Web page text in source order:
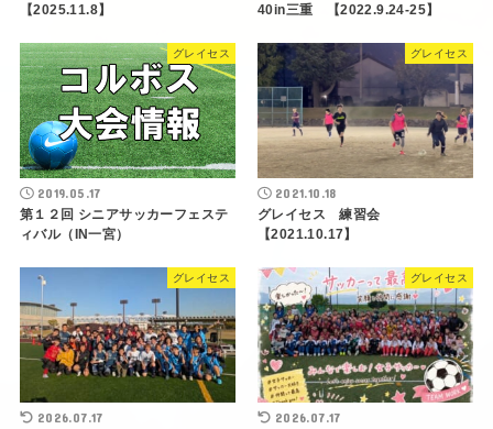
【2025.11.8】
40in三重 【2022.9.24-25】
グレイセス
2019.05.17
第１２回 シニアサッカーフェステ
ィバル（IN一宮）
グレイセス
2021.10.18
グレイセス 練習会
【2021.10.17】
グレイセス
2026.07.17
グレイセス
2026.07.17